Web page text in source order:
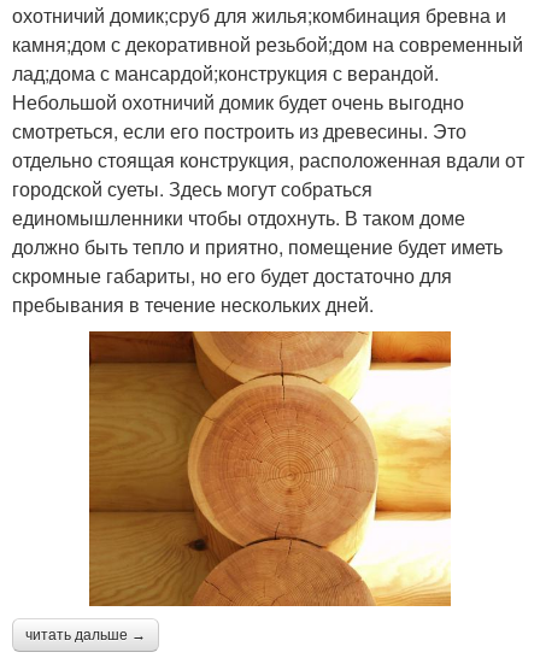
охотничий домик;сруб для жилья;комбинация бревна и
камня;дом с декоративной резьбой;дом на современный
лад;дома с мансардой;конструкция с верандой.
Небольшой охотничий домик будет очень выгодно
смотреться, если его построить из древесины. Это
отдельно стоящая конструкция, расположенная вдали от
городской суеты. Здесь могут собраться
единомышленники чтобы отдохнуть. В таком доме
должно быть тепло и приятно, помещение будет иметь
скромные габариты, но его будет достаточно для
пребывания в течение нескольких дней.
читать дальше →